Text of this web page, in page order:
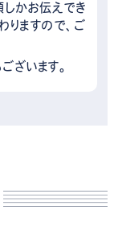
しかお伝えでき
りますので、ご
ざいます。